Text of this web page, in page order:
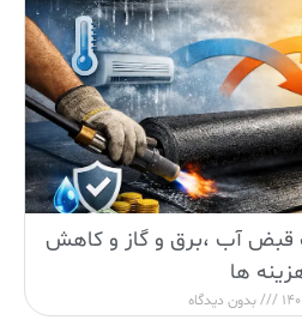
قبض آب ،برق و گاز و کاهش
ها
بدون دیدگاه